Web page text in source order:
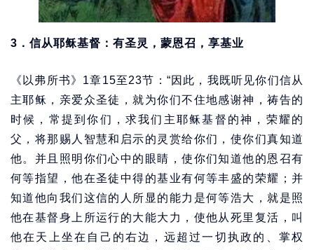
3．信从耶稣基督：有圣灵，蒙恩召，享基业
《以弗所书》1章15至23节：“因此，我既听见你们信从
主耶稣，亲爱众圣徒，就为你们不住地感谢神，祷告的
时候，常提到你们，求我们主耶稣基督的神，荣耀的
父，将那赐人智慧和启示的灵赏给你们，使你们真知道
他。并且照明你们心中的眼睛，使你们知道他的恩召有
何等指望，他在圣徒中得的基业有何等丰盛的荣耀；并
知道他向我们这信的人所显的能力是何等浩大，就是照
他在基督身上所运行的大能大力，使他从死里复活，叫
他在天上坐在自己的右边，远超过一切执政的、掌权